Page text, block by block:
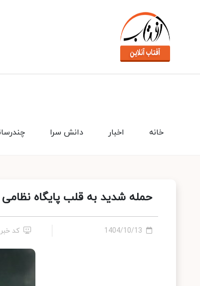
دانش سرا اخبار خانه
حمله شدید به قلب پایگاه نظامی
1404/10/13 کد خبر :